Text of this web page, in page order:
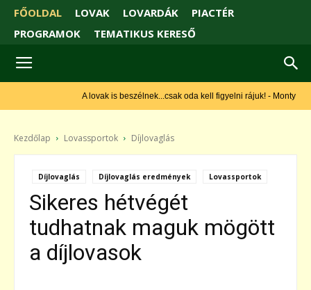
FŐOLDAL LOVAK LOVARDÁK
PIACTÉR
PROGRAMOK
TEMATIKUS KERESŐ
A lovak is beszélnek...csak oda kell figyelni rájuk! - Monty Roberts
Kezdőlap Lovassportok Díjlovaglás
Díjlovaglás Díjlovaglás eredmények Lovassportok
Sikeres hétvégét
tudhatnak maguk mögött
a díjlovasok